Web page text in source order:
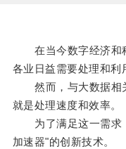
在当今数字经济和
各业日益需要处理和利
然而，与大数据相
就是处理速度和效率。
为了满足这一需求
加速器"的创新技术。